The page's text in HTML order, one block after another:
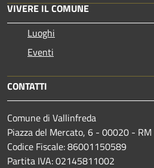
VIVERE IL COMUNE
Luoghi
Eventi
CONTATTI
Comune di Vallinfreda
Piazza del Mercato, 6 - 00020 - RM
Codice Fiscale: 86001150589
Partita IVA: 02145811002